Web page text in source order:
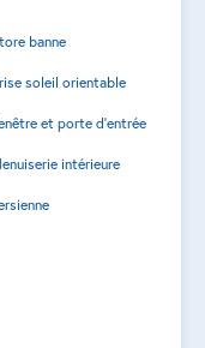
banne
soleil orientable
et porte d’entrée
intérieure